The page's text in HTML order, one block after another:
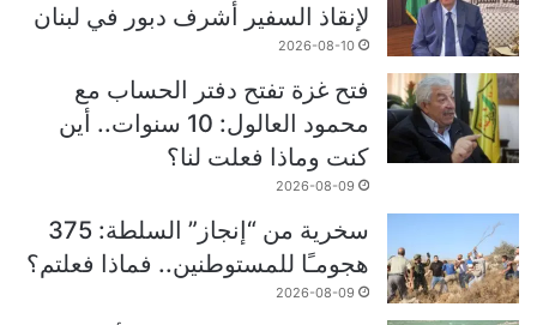
لإنقاذ السفير أشرف دبور في لبنان
2026-08-10
فتح غزة تفتح دفتر الحساب مع
محمود العالول: 10 سنوات.. أين
كنت وماذا فعلت لنا؟
2026-08-09
سخرية من “إنجاز” السلطة: 375
هجومـًا للمستوطنين.. فماذا فعلتم؟
2026-08-09